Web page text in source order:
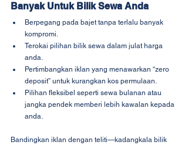
Banyak Untuk Bilik Sewa Anda
Berpegang pada bajet tanpa terlalu banyak
kompromi.
Terokai pilihan bilik sewa dalam julat harga
anda.
Pertimbangkan iklan yang menawarkan “zero
deposit” untuk kurangkan kos permulaan.
Pilihan fleksibel seperti sewa bulanan atau
jangka pendek memberi lebih kawalan kepada
anda.
Bandingkan iklan dengan teliti—kadangkala bilik